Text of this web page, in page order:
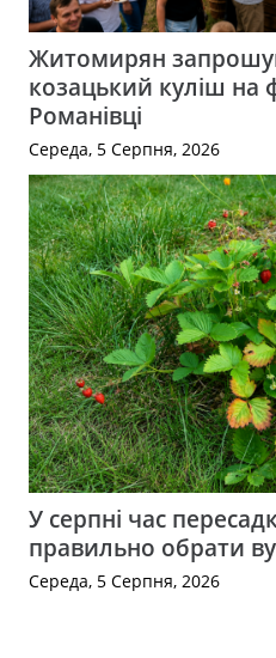
Житомирян
козацький куліш на
Романівці
Середа, 5 Серпня, 2026
У серпні час
правильно обрати
Середа, 5 Серпня, 2026